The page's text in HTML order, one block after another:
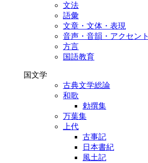
文法
語彙
文章・文体・表現
音声・音韻・アクセント
方言
国語教育
国文学
古典文学総論
和歌
勅撰集
万葉集
上代
古事記
日本書紀
風土記